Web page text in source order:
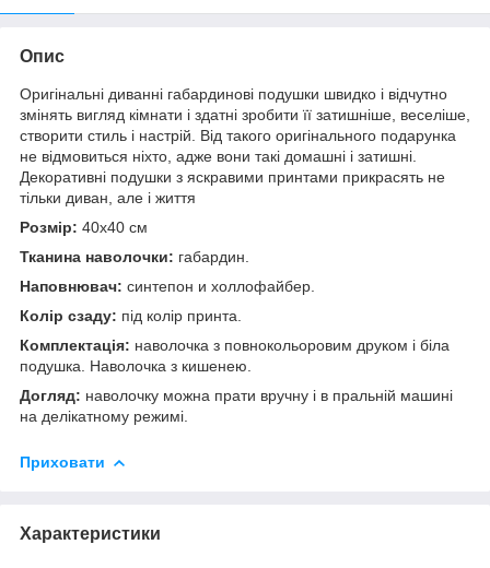
Опис
Оригінальні диванні габардинові подушки швидко і відчутно
змінять вигляд кімнати і здатні зробити її затишніше, веселіше,
створити стиль і настрій. Від такого оригінального подарунка
не відмовиться ніхто, адже вони такі домашні і затишні.
Декоративні подушки з яскравими принтами прикрасять не
тільки диван, але і життя
Розмір: 40x40 см
Тканина наволочки: габардин.
Наповнювач: синтепон и холлофайбер.
Колір сзаду: під колір принта.
Комплектація: наволочка з повнокольоровим друком і біла
подушка. Наволочка з кишенею.
Догляд: наволочку можна прати вручну і в пральній машині
на делікатному режимі.
Приховати
Характеристики